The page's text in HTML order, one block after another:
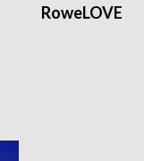
RoweLOVE